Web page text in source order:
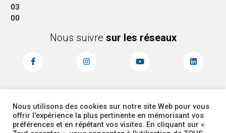
03
00
Nous suivre sur les réseaux
MENTIONS LÉGALES
PLAN DU SITE
ACCESSIBILITÉ
ADMINISTRATEUR
Nous utilisons des cookies sur notre site Web pour vous
offrir l'expérience la plus pertinente en mémorisant vos
préférences et en répétant vos visites. En cliquant sur «